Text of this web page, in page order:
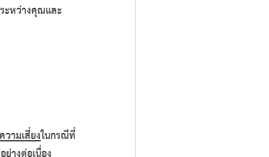
ระหว่างคุณและ
ามเสี่ยงในกรณีที่